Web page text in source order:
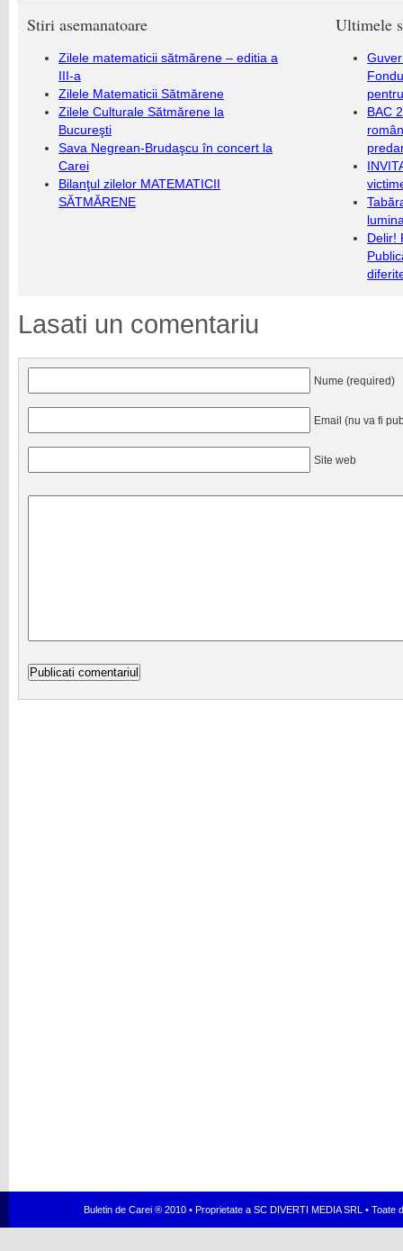
Stiri asemanatoare
Zilele matematicii sătmărene – editia a
III-a
Zilele Matematicii Sătmărene
Zilele Culturale Sătmărene la
Bucureşti
Sava Negrean-Brudaşcu în concert la
Carei
Bilanţul zilelor MATEMATICII
SĂTMĂRENE
Ultimele
BAC
Delir!
Lasati un comentariu
Nume (required)
Email (nu va fi
Site web
Buletin de Carei ® 2010 • Proprietate a SC DIVERTI MEDIA SRL •